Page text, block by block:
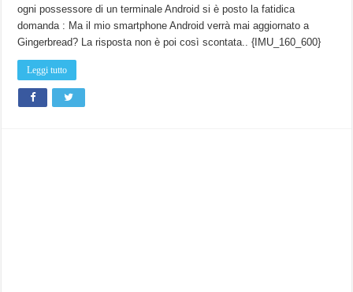
ogni possessore di un terminale Android si è posto la fatidica
domanda : Ma il mio smartphone Android verrà mai aggiornato a
Gingerbread? La risposta non è poi così scontata.. {IMU_160_600}
Leggi tutto